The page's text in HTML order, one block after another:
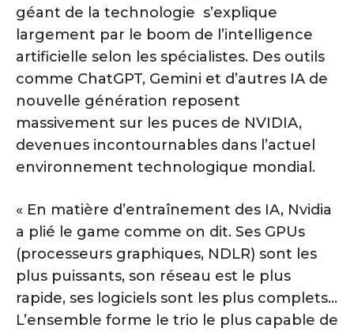
géant de la technologie s’explique
largement par le boom de l’intelligence
artificielle selon les spécialistes. Des outils
comme ChatGPT, Gemini et d’autres IA de
nouvelle génération reposent
massivement sur les puces de NVIDIA,
devenues incontournables dans l’actuel
environnement technologique mondial.
« En matière d’entraînement des IA, Nvidia
a plié le game comme on dit. Ses GPUs
(processeurs graphiques, NDLR) sont les
plus puissants, son réseau est le plus
rapide, ses logiciels sont les plus complets…
L’ensemble forme le trio le plus capable de